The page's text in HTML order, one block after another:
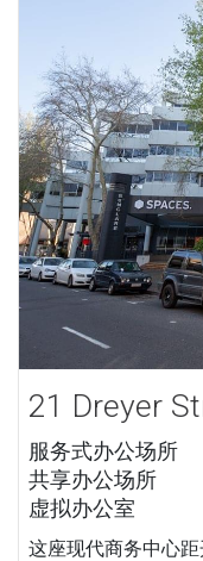
21 Dreyer
服务式办公场所
共享办公场所
虚拟办公室
这座现代商务中心